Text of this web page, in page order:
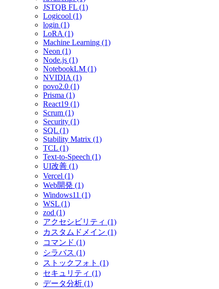
JSTQB FL (1)
Logicool (1)
login (1)
LoRA (1)
Machine Learning (1)
Neon (1)
Node.js (1)
NotebookLM (1)
NVIDIA (1)
povo2.0 (1)
Prisma (1)
React19 (1)
Scrum (1)
Security (1)
SQL (1)
Stability Matrix (1)
TCL (1)
Text-to-Speech (1)
UI改善 (1)
Vercel (1)
Web開発 (1)
Windows11 (1)
WSL (1)
zod (1)
アクセシビリティ (1)
カスタムドメイン (1)
コマンド (1)
シラバス (1)
ストックフォト (1)
セキュリティ (1)
データ分析 (1)